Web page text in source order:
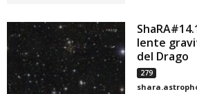
lente
del Drago
279